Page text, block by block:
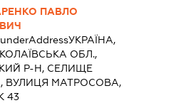
ПАВЛО
УКРАЇНА,
ОБЛ.,
Р-Н, СЕЛИЩЕ
ВУЛИЦЯ МАТРОСОВА,
43